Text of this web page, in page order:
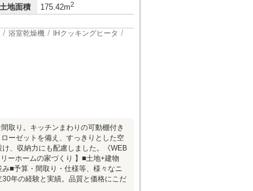
土地面積 175.42m2
浴室乾燥機 IHクッキングヒータ
取り。キッチンまわりの可動棚付き
ーゼットを備え、すっきりとした空
、収納力にも配慮しました。《WEB
ーホームの家づくり 】■土地+建物
■予算・間取り・仕様等、様々なニ
年の経験と実績。品質と価格にこだ